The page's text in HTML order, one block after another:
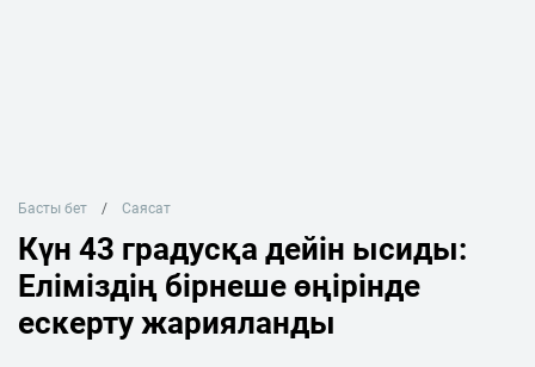
Басты бет Саясат
Күн 43 градусқа дейін ысиды:
Еліміздің бірнеше өңірінде
ескерту жарияланды